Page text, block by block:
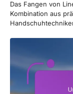
Das Fangen von
Kombination aus